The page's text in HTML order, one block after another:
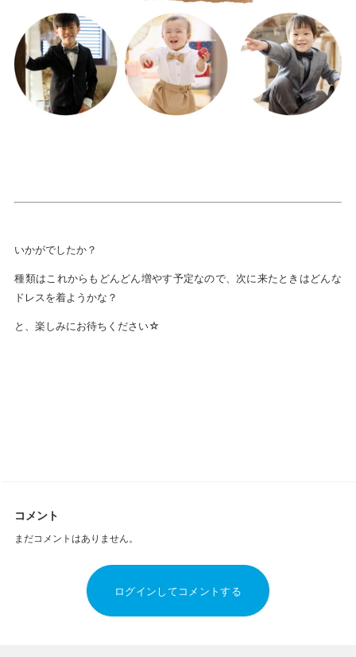
いかがでしたか？
種類はこれからもどんどん増やす予定なので、次に来たときはどんな
ドレスを着ようかな？
と、楽しみにお待ちください☆
コメント
まだコメントはありません。
ログインしてコメントする